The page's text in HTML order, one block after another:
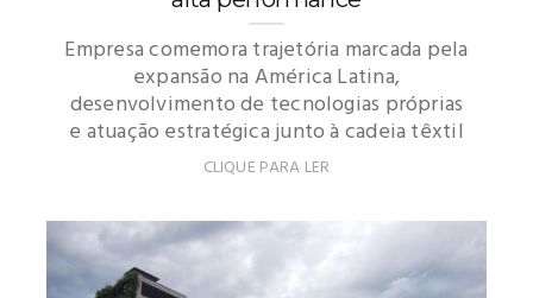
Empresa comemora trajetória marcada pela
expansão na América Latina,
desenvolvimento de tecnologias próprias
e atuação estratégica junto à cadeia têxtil
CLIQUE PARA LER